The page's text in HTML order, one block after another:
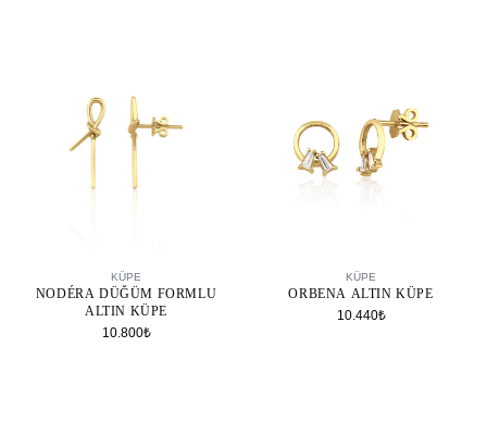
KÜPE
NODÉRA DÜĞÜM FORMLU
ALTIN KÜPE
10.800₺
KÜPE
ORBENA ALTIN KÜPE
10.440₺